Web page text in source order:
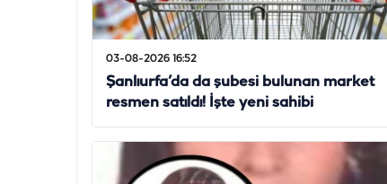
03-08-2026 16:52
Şanlıurfa’da da şubesi bulunan market
resmen satıldı! İşte yeni sahibi